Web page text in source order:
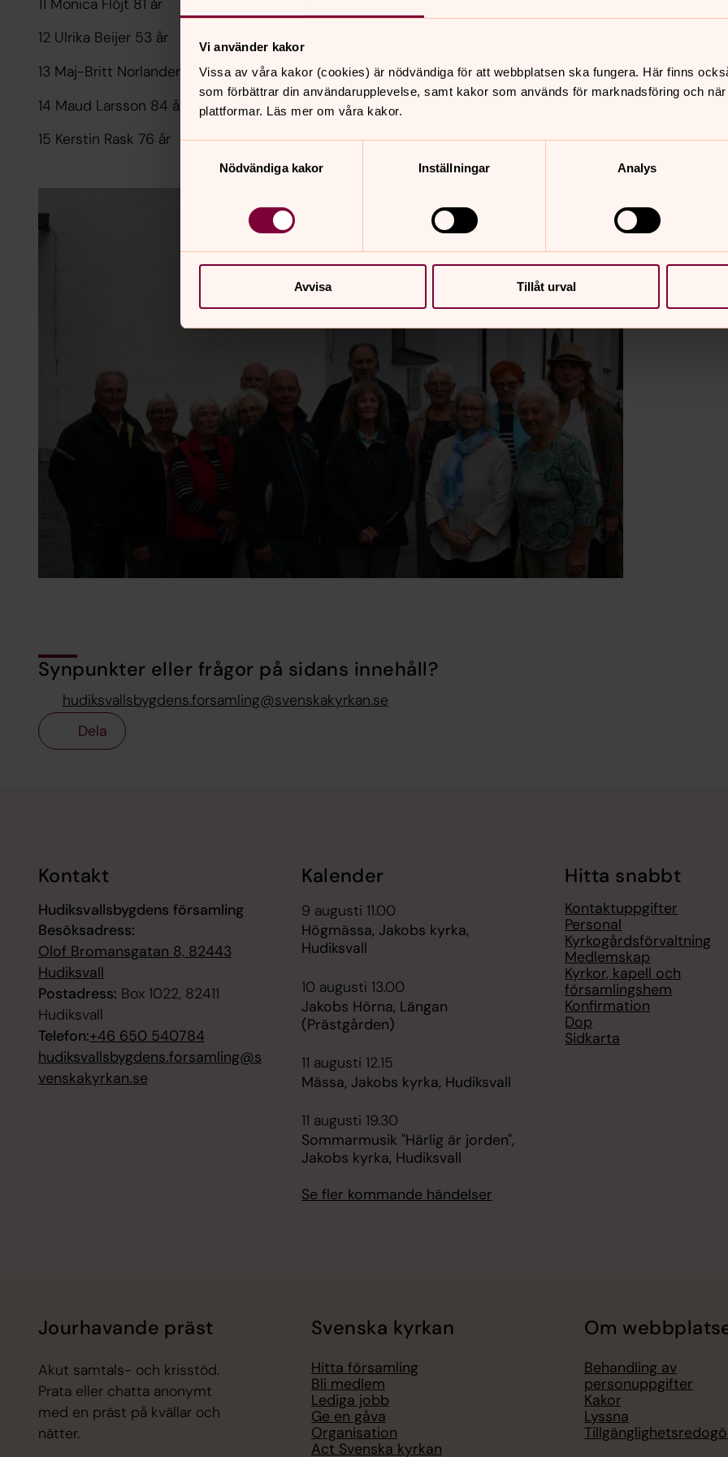
Vi använder kakor
Vissa av våra kakor (cookies) är nödvändiga för att webbplatsen ska fungera. Här finns
som förbättrar din användarupplevelse, samt kakor som används för marknadsföring och
plattformar. Läs mer om våra kakor.
Nödvändiga kakor
Inställningar Analys
Avvisa Tillåt urval
12 Ulrika Beijer 53 år
13 Maj-Britt Norlander 76 år
14 Maud Larsson 84 år
15 Kerstin Rask 76 år
Synpunkter eller frågor på sidans innehåll?
hudiksvallsbygdens.forsamling@svenskakyrkan.se
Dela
Kontakt
Hudiksvallsbygdens församling
Besöksadress:
Olof Bromansgatan 8, 82443
Hudiksvall
Postadress: Box 1022, 82411
Hudiksvall
Telefon:+46 650 540784
hudiksvallsbygdens.forsamling@s
venskakyrkan.se
Kalender
9 augusti 11.00
Högmässa, Jakobs kyrka,
Hudiksvall
10 augusti 13.00
Jakobs Hörna, Längan
(Prästgården)
11 augusti 12.15
Mässa, Jakobs kyrka, Hudiksvall
11 augusti 19.30
Sommarmusik "Härlig är jorden",
Jakobs kyrka, Hudiksvall
Se fler kommande händelser
Hitta snabbt
Kontaktuppgifter
Personal
Kyrkogårdsförvaltning
Medlemskap
Kyrkor, kapell och
församlingshem
Konfirmation
Dop
Sidkarta
Jourhavande präst
Akut samtals- och krisstöd.
Prata eller chatta anonymt
med en präst på kvällar och
nätter.
Svenska kyrkan
Hitta församling
Bli medlem
Lediga jobb
Ge en gåva
Organisation
Act Svenska kyrkan
Om
Behandling av
personuppgifter
Kakor
Lyssna